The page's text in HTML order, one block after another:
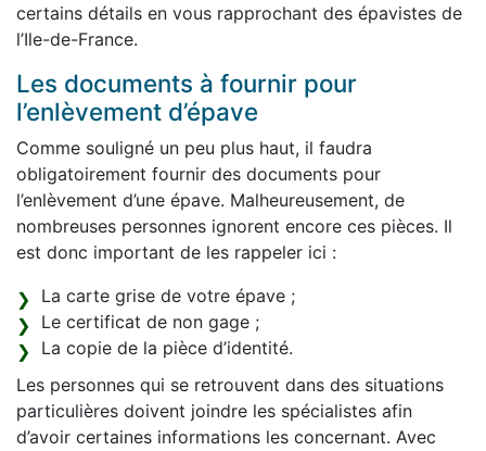
certains détails en vous rapprochant des épavistes de
l’Ile-de-France.
Les documents à fournir pour
l’enlèvement d’épave
Comme souligné un peu plus haut, il faudra
obligatoirement fournir des documents pour
l’enlèvement d’une épave. Malheureusement, de
nombreuses personnes ignorent encore ces pièces. Il
est donc important de les rappeler ici :
La carte grise de votre épave ;
Le certificat de non gage ;
La copie de la pièce d’identité.
Les personnes qui se retrouvent dans des situations
particulières doivent joindre les spécialistes afin
d’avoir certaines informations les concernant. Avec